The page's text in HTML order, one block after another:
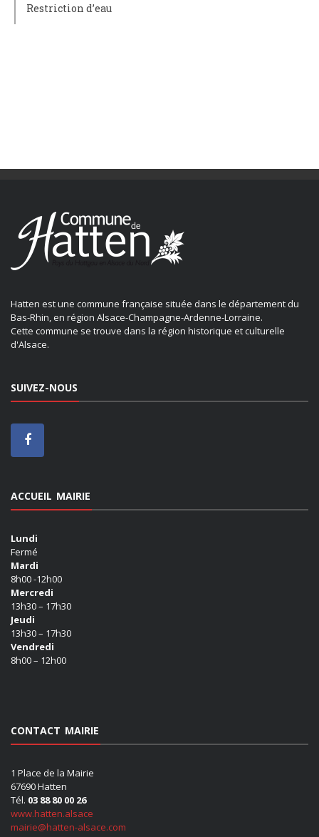
Restriction d’eau
Hatten est une commune française située dans le département du
Bas-Rhin, en région Alsace-Champagne-Ardenne-Lorraine.
Cette commune se trouve dans la région historique et culturelle
d'Alsace.
SUIVEZ-NOUS
ACCUEIL MAIRIE
Lundi
Fermé
Mardi
8h00 -12h00
Mercredi
13h30 – 17h30
Jeudi
13h30 – 17h30
Vendredi
8h00 – 12h00
CONTACT MAIRIE
1 Place de la Mairie
67690 Hatten
Tél. 03 88 80 00 26
www.hatten.alsace
mairie@hatten-alsace.com